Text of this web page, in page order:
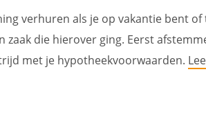
verhuren als je op vakantie bent
zaak die hierover ging. Eerst
met je hypotheekvoorwaarden.